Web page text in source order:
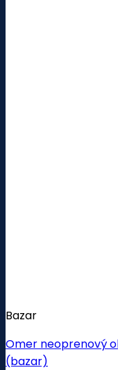
Bazar
Omer neoprenový
(bazar)